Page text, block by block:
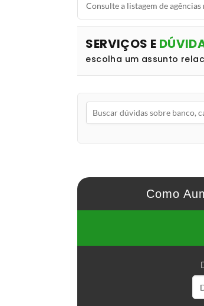
Consulte a listagem de agências
SERVIÇOS E
escolha um assunto
Como